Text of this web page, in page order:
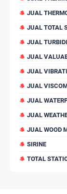
JUAL
JUAL TOTAL
JUAL
JUAL
JUAL
JUAL
JUAL
JUAL
JUAL WOOD
SIRINE
TOTAL